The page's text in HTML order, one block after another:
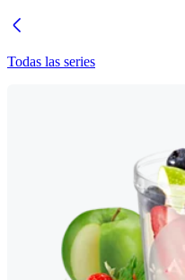
Todas las series